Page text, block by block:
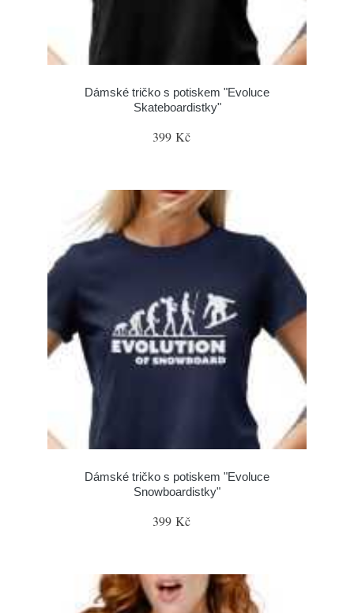
Dámské tričko s potiskem "Evoluce
Skateboardistky"
399 Kč
Dámské tričko s potiskem "Evoluce
Snowboardistky"
399 Kč